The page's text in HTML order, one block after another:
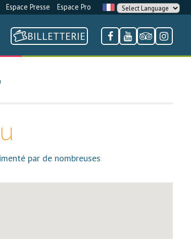
Espace Presse Espace Pro
BILLETTERIE
par de nombreuses